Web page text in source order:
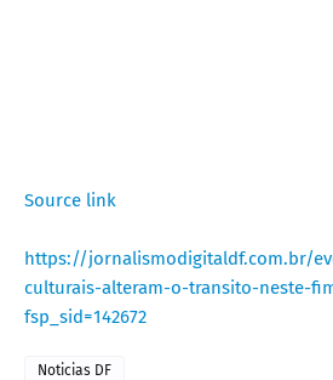
Source link
https://jornalismodigitaldf.com.br/
culturais-alteram-o-transito-neste-
fsp_sid=142672
Noticias DF